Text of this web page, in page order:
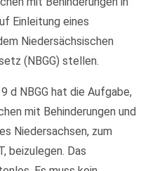
Einleitung eines
Niedersächsischen
(NBGG) stellen.
d NBGG hat die Aufgabe,
mit Behinderungen und
Niedersachsen, zum
beizulegen. Das